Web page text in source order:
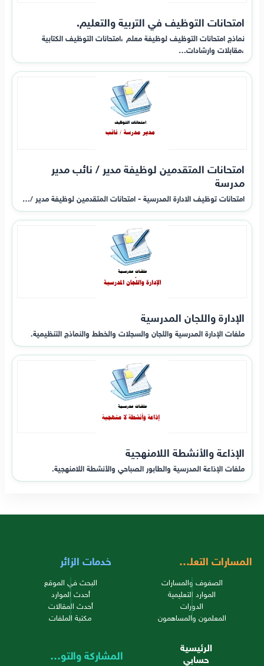
امتحانات التوظيف في التربية والتعليم.
نماذج امتحانات التوظيف لوظيفة معلم ،امتحانات التوظيف الكتابية
،مقابلات وارشادات…
امتحانات المتقدمين لوظيفة مدير / نائب مدير
مدرسة
امتحانات توظيف الادارة المدرسية - امتحانات المتقدمين لوظيفة مدير /…
الإدارة واللجان المدرسية
ملفات الإدارة المدرسية واللجان والسجلات والخطط والنماذج التنظيمية.
الإذاعة والأنشطة اللامنهجية
ملفات الإذاعة المدرسية والطابور الصباحي والأنشطة اللامنهجية.
المسارات التعليمية
الصفوف والمسارات
الموارد التعليمية
الدورات
المعلمون والمساهمون
خدمات الزائر
البحث في الموقع
أحدث الموارد
أحدث المقالات
مكتبة الملفات
الرئيسية
حسابي المشاركة والتواصل